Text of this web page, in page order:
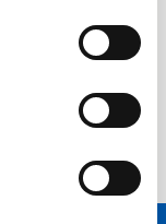
tilfælde af
indbyggere.
i det enkelte